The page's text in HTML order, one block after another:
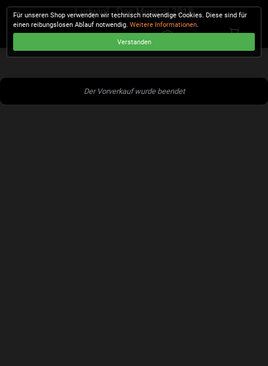
Ludwig² - Das Musical 2018
Der Vorverkauf wurde beendet
Für unseren Shop verwenden wir technisch notwendige Cookies. Diese sind für
einen reibungslosen Ablauf notwendig.Weitere Informationen.
Verstanden